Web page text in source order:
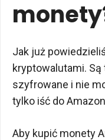
Jak już
kryptowalutami.
szyfrowane i nie
tylko iść do
Aby kupić monety